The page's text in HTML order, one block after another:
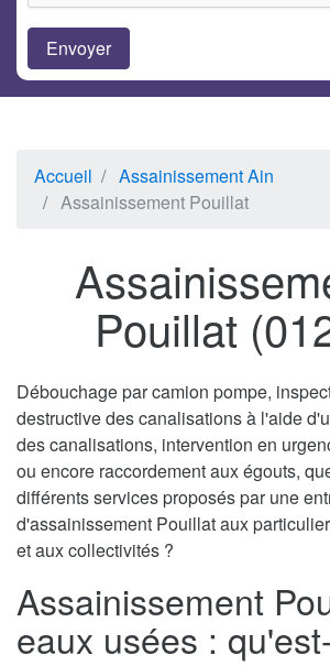
Accueil
Assainissement Ain
Assainissement Pouillat
Pouillat
Débouchage par camion pompe,
destructive des canalisations à l'aide
des canalisations, intervention en
ou encore raccordement aux égouts,
différents services proposés par une
d'assainissement Pouillat aux
et aux collectivités ?
Assainissement
eaux usées :